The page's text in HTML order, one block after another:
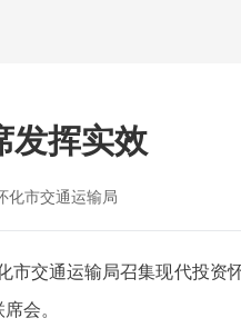
发挥实效
化市交通运输局
市交通运输局召集现代投资
会。